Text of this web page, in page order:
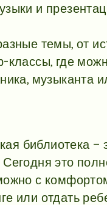
и
темы, от
классы, где
музыканта
библиотека –
это
с
или отдать